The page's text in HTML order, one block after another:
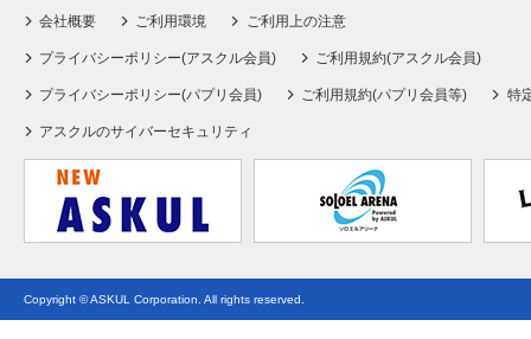
会社概要 ご利用環境 ご利用上の注意
プライバシーポリシー(アスクル会員) ご利用規約(アスクル会員)
プライバシーポリシー(パプリ会員) ご利用規約(パプリ会員等) 特
アスクルのサイバーセキュリティ
Copyright © ASKUL Corporation. All rights reserved.